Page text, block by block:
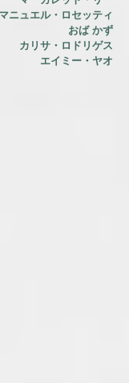
ニュエル・ロセッティ
おば かず
カリサ・ロドリゲス
エイミー・ヤオ